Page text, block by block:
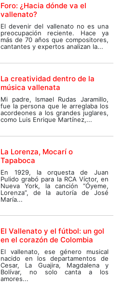
Foro: ¿Hacia dónde va el
vallenato?
El devenir del vallenato no es una
preocupación reciente. Hace ya
más de 70 años que compositores,
cantantes y expertos analizan la...
La creatividad dentro de la
música vallenata
Mi padre, Ismael Rudas Jaramillo,
fue la persona que le arreglaba los
acordeones a los grandes juglares,
como Luis Enrique Martínez,...
La Lorenza, Mocarí o
Tapaboca
En 1929, la orquesta de Juan
Pulido grabó para la RCA Víctor, en
Nueva York, la canción “Óyeme,
Lorenza”, de la autoría de José
María...
El Vallenato y el fútbol: un gol
en el corazón de Colombia
El vallenato, ese género musical
nacido en los departamentos de
Cesar, La Guajira, Magdalena y
Bolívar, no solo canta a los
amores...